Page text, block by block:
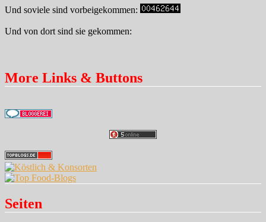
Und soviele sind vorbeigekommen:
Und von dort sind sie gekommen:
More Links & Buttons
Seiten